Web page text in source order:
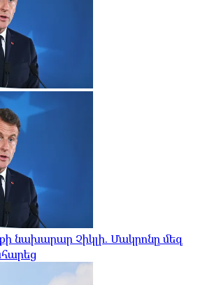
նախարար Չիկլի. Մակրոնը մեզ